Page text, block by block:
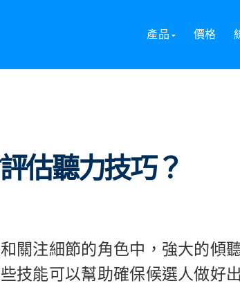
產品 價格
估聽力技巧？
關注細節的角色中，強大的傾
技能可以幫助確保候選人做好